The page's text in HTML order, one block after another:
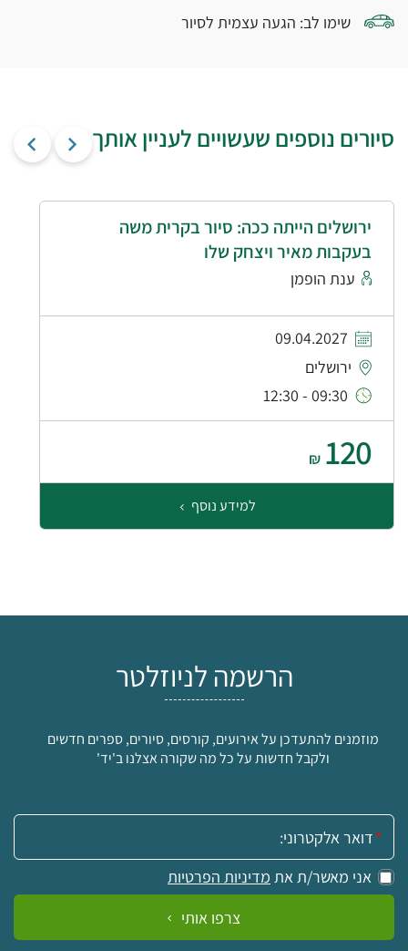
שימו לב: הגעה עצמית לסיור
סיורים נוספים שעשויים לעניין אותך
ירושלים הייתה ככה: סיור בקרית משה
בעקבות מאיר ויצחק שלו
ענת הופמן
09.04.2027
ירושלים
09:30 - 12:30
120
₪
למידע נוסף
הרשמה לניוזלטר
מוזמנים להתעדכן על אירועים, קורסים, סיורים, ספרים חדשים
ולקבל חדשות על כל מה שקורה אצלנו ב'יד'
אימייל:
אני מאשר/ת את מדיניות הפרטיות
צרפו אותי